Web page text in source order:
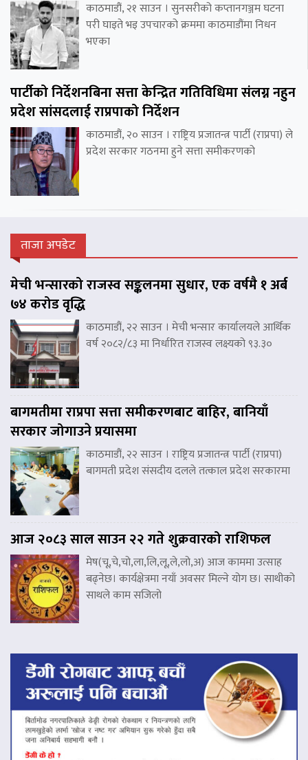
काठमाडौं, २१ साउन । सुनसरीको कप्तानगञ्जम घटना
परी घाइते भइ उपचारको क्रममा काठमाडौंमा निधन
भएका
पार्टीको निर्देशनबिना सत्ता केन्द्रित गतिविधिमा संलग्न नहुन
प्रदेश सांसदलाई राप्रपाको निर्देशन
काठमाडौं, २० साउन । राष्ट्रिय प्रजातन्त्र पार्टी (राप्रपा) ले
प्रदेश सरकार गठनमा हुने सत्ता समीकरणको
ताजा अपडेट
मेची भन्सारको राजस्व सङ्कलनमा सुधार, एक वर्षमै १ अर्ब
७४ करोड वृद्धि
काठमाडौं, २२ साउन । मेची भन्सार कार्यालयले आर्थिक
वर्ष २०८२/८३ मा निर्धारित राजस्व लक्ष्यको ९३.३०
बागमतीमा राप्रपा सत्ता समीकरणबाट बाहिर, बानियाँ
सरकार जोगाउने प्रयासमा
काठमाडौं, २२ साउन । राष्ट्रिय प्रजातन्त्र पार्टी (राप्रपा)
बागमती प्रदेश संसदीय दलले तत्काल प्रदेश सरकारमा
आज २०८३ साल साउन २२ गते शुक्रवारको राशिफल
मेष(चू,चे,चो,ला,लि,लू,ले,लो,अ) आज काममा उत्साह
बढ्नेछ। कार्यक्षेत्रमा नयाँ अवसर मिल्ने योग छ। साथीको
साथले काम सजिलो